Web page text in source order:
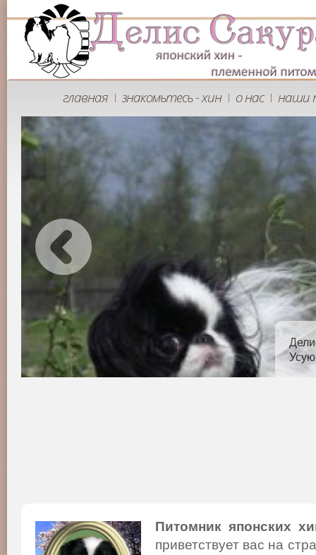
главная | знакомьтесь - хин | о нас | наши
Питомник японских
приветствует вас на